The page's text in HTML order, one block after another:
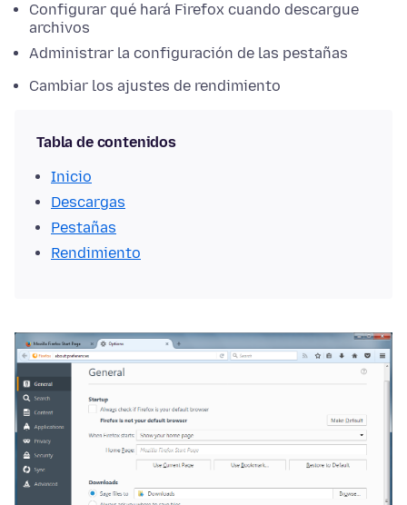
Configurar qué hará Firefox cuando descargue
archivos
Administrar la configuración de las pestañas
Cambiar los ajustes de rendimiento
Tabla de contenidos
Inicio
Descargas
Pestañas
Rendimiento